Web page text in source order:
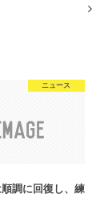
ニュース
調に回復し、練